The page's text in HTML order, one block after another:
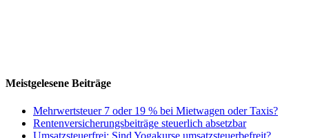
Meistgelesene Beiträge
Mehrwertsteuer 7 oder 19 % bei Mietwagen oder Taxis?
Rentenversicherungsbeiträge steuerlich absetzbar
Umsatzsteuerfrei: Sind Yogakurse umsatzsteuerbefreit?